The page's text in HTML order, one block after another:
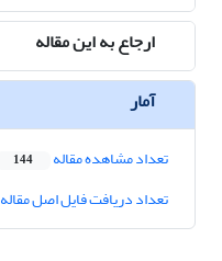
ارجاع به این مقاله
آمار
تعداد مشاهده مقاله 144
تعداد دریافت فایل اصل مقاله